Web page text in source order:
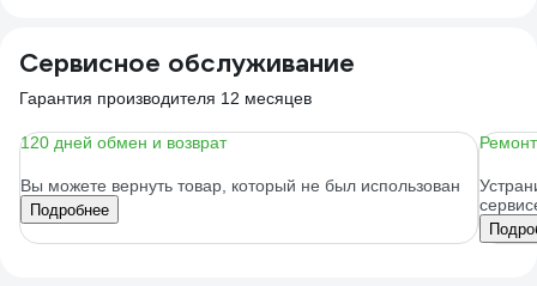
Сервисное обслуживание
Гарантия производителя 12 месяцев
120 дней обмен и возврат
Вы можете вернуть товар, который не был использован
Подробнее